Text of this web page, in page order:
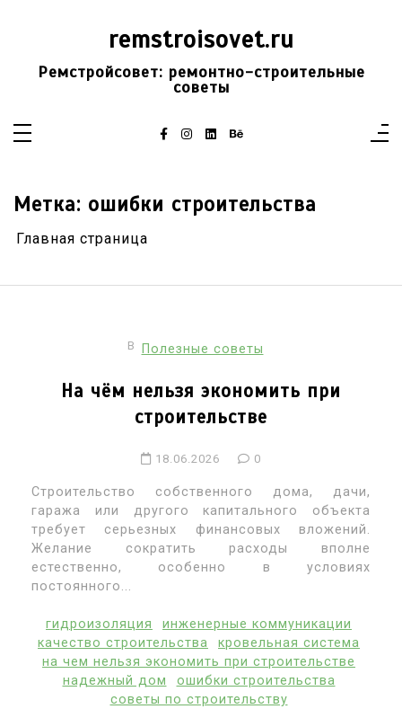
remstroisovet.ru
Ремстройсовет: ремонтно-строительные
советы
Метка: ошибки строительства
Главная страница
В Полезные советы
На чём нельзя экономить при
строительстве
18.06.2026 0
Строительство собственного дома, дачи,
гаража или другого капитального объекта
требует серьезных финансовых вложений.
Желание сократить расходы вполне
естественно, особенно в условиях
постоянного...
гидроизоляция
инженерные коммуникации
качество строительства
кровельная система
на чем нельзя экономить при строительстве
надежный дом
ошибки строительства
советы по строительству